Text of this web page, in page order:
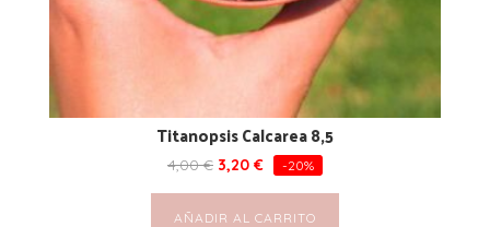
Titanopsis Calcarea 8,5
4,00€ 3,20 € -20%
AÑADIR AL CARRITO